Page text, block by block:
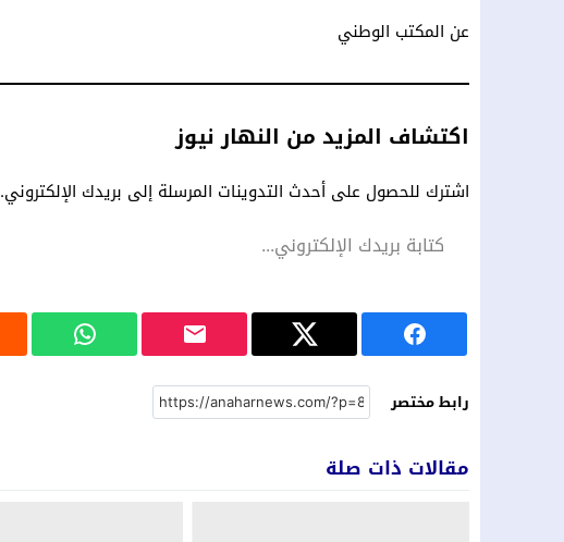
عن المكتب الوطني
اكتشاف المزيد من النهار نيوز
اشترك للحصول على أحدث التدوينات المرسلة إلى بريدك الإلكتروني.
رابط مختصر
مقالات ذات صلة